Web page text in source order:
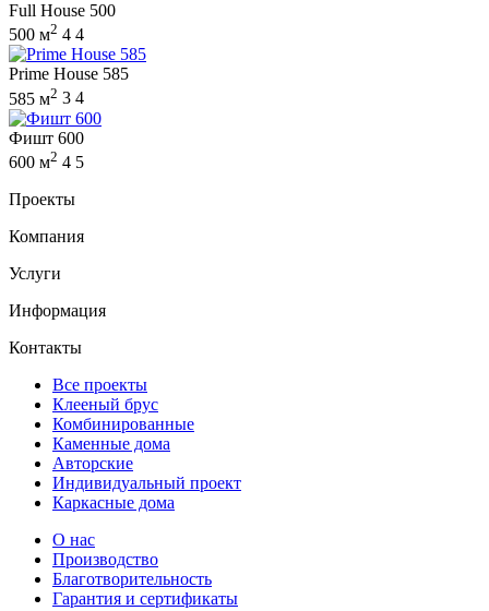
Full House 500
500 м2 4 4
Prime House 585
585 м2 3 4
Фишт 600
600 м2 4 5
Проекты
Компания
Услуги
Информация
Контакты
Все проекты
Клееный брус
Комбинированные
Каменные дома
Авторские
Индивидуальный проект
Каркасные дома
О нас
Производство
Благотворительность
Гарантия и сертификаты